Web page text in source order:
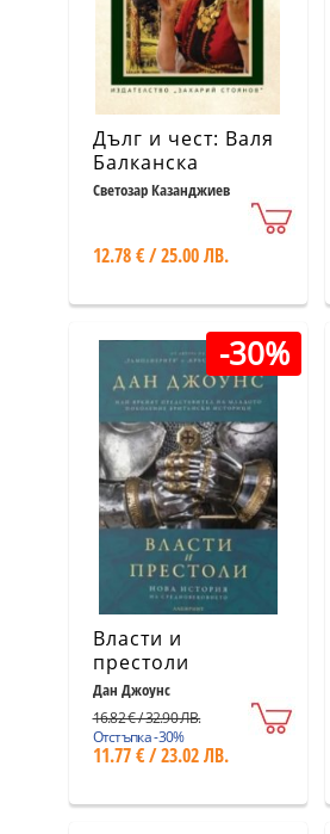
Дълг и чест: Валя
Балканска
Светозар Казанджиев
12.78 € / 25.00 ЛВ.
-30%
Власти и
престоли
Дан Джоунс
16.82 € / 32.90 ЛВ.
Отстъпка -30%
11.77 € / 23.02 ЛВ.